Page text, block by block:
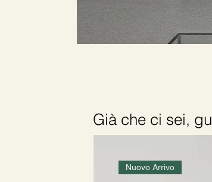
Già che ci sei,
Nuovo Arrivo